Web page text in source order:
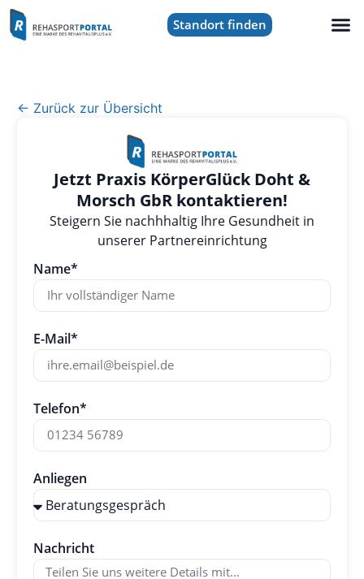
Standort finden
← Zurück zur Übersicht
Jetzt Praxis KörperGlück Doht &
Morsch GbR kontaktieren!
Steigern Sie nachhhaltig Ihre Gesundheit in
unserer Partnereinrichtung
Name*
E-Mail*
Telefon*
Anliegen
Nachricht